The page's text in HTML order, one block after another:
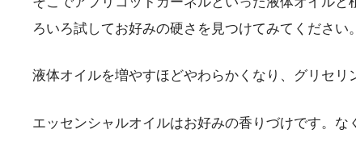
ろいろ試してお好みの硬さを見つけてみてください。
液体オイルを増やすほどやわらかくなり、グリセリ
エッセンシャルオイルはお好みの香りづけです。な